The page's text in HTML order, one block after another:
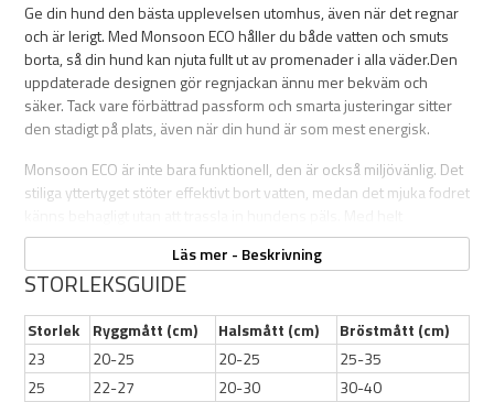
Ge din hund den bästa upplevelsen utomhus, även när det regnar
och är lerigt. Med Monsoon ECO håller du både vatten och smuts
borta, så din hund kan njuta fullt ut av promenader i alla väder.Den
uppdaterade designen gör regnjackan ännu mer bekväm och
säker. Tack vare förbättrad passform och smarta justeringar sitter
den stadigt på plats, även när din hund är som mest energisk.
Monsoon ECO är inte bara funktionell, den är också miljövänlig. Det
stiliga yttertyget stöter effektivt bort vatten, medan det mjuka fodret
vattentäta sömmar och en justerbar krage håller jackan regn och
vind ute, även under de tuffaste förhållandena.
att ta på och av. Den diskreta längdjusteringen gör att jackan sluter
tätt och eliminerar risken för att något fastnar i snören eller
spännen.
Läs mer - Beskrivning
STORLEKSGUIDE
Storlek Ryggmått (cm) Halsmått (cm)
Bröstmått (cm)
23
20-25 20-25
25-35
25
22-27 20-30
30-40